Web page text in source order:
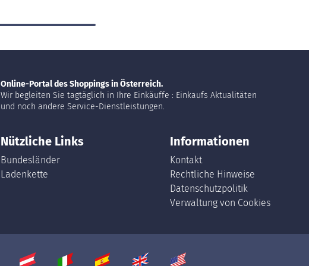
Online-Portal des Shoppings in Österreich.
Wir begleiten Sie tagtäglich in Ihre Einkäuffe : Einkaufs Aktualitäten
und noch andere Service-Dienstleistungen.
Nützliche Links
Bundesländer
Ladenkette
Informationen
Kontakt
Rechtliche Hinweise
Datenschutzpolitik
Verwaltung von Cookies